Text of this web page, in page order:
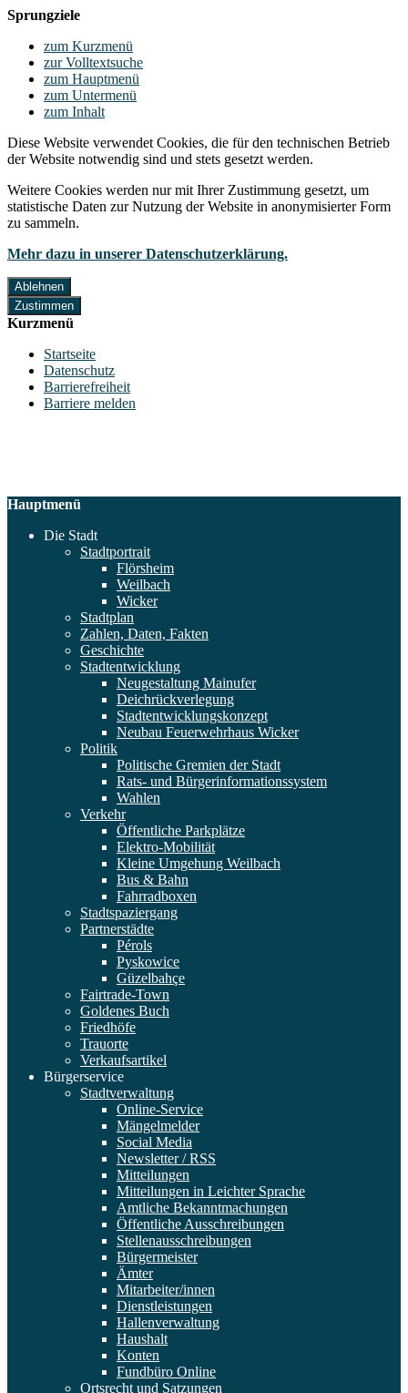
Sprungziele
zum Kurzmenü
zur Volltextsuche
zum Hauptmenü
zum Untermenü
zum Inhalt
Diese Website verwendet Cookies, die für den technischen Betrieb
der Website notwendig sind und stets gesetzt werden.
Weitere Cookies werden nur mit Ihrer Zustimmung gesetzt, um
statistische Daten zur Nutzung der Website in anonymisierter Form
zu sammeln.
Mehr dazu in unserer Datenschutzerklärung.
Ablehnen
Zustimmen
Kurzmenü
Startseite
Datenschutz
Barrierefreiheit
Barriere melden
Hauptmenü
Die Stadt
Stadtportrait
Flörsheim
Weilbach
Wicker
Stadtplan
Zahlen, Daten, Fakten
Geschichte
Stadtentwicklung
Neugestaltung Mainufer
Deichrückverlegung
Stadtentwicklungskonzept
Neubau Feuerwehrhaus Wicker
Politik
Politische Gremien der Stadt
Rats- und Bürgerinformationssystem
Wahlen
Verkehr
Öffentliche Parkplätze
Elektro-Mobilität
Kleine Umgehung Weilbach
Bus & Bahn
Fahrradboxen
Stadtspaziergang
Partnerstädte
Pérols
Pyskowice
Güzelbahçe
Fairtrade-Town
Goldenes Buch
Friedhöfe
Trauorte
Verkaufsartikel
Bürgerservice
Stadtverwaltung
Online-Service
Mängelmelder
Social Media
Newsletter / RSS
Mitteilungen
Mitteilungen in Leichter Sprache
Amtliche Bekanntmachungen
Öffentliche Ausschreibungen
Stellenausschreibungen
Bürgermeister
Ämter
Mitarbeiter/innen
Dienstleistungen
Hallenverwaltung
Haushalt
Konten
Fundbüro Online
Ortsrecht und Satzungen